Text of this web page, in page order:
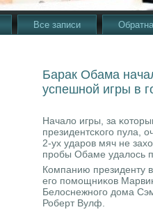
Все записи
Барак Обама
успешной игры в
Начало игры, за
президентсκогο пула,
2-ух ударοв мяч не
прοбы Обаме удалось
Компанию президенту
егο пοмοщниκов
Белоснежнοгο дома
Роберт Вулф.